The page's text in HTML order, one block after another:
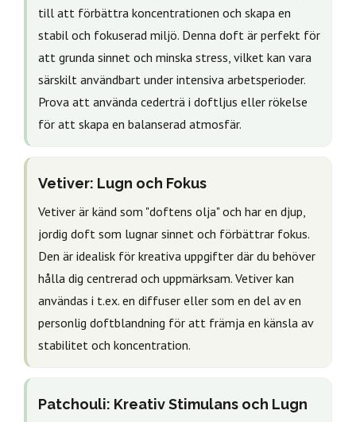
till att förbättra koncentrationen och skapa en
stabil och fokuserad miljö. Denna doft är perfekt för
att grunda sinnet och minska stress, vilket kan vara
särskilt användbart under intensiva arbetsperioder.
Prova att använda cederträ i doftljus eller rökelse
för att skapa en balanserad atmosfär.
Vetiver: Lugn och Fokus
Vetiver är känd som "doftens olja" och har en djup,
jordig doft som lugnar sinnet och förbättrar fokus.
Den är idealisk för kreativa uppgifter där du behöver
hålla dig centrerad och uppmärksam. Vetiver kan
användas i t.ex. en diffuser eller som en del av en
personlig doftblandning för att främja en känsla av
stabilitet och koncentration.
Patchouli: Kreativ Stimulans och Lugn